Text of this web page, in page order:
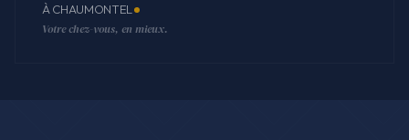
À CHAUMONTEL
Votre chez-vous, en mieux.